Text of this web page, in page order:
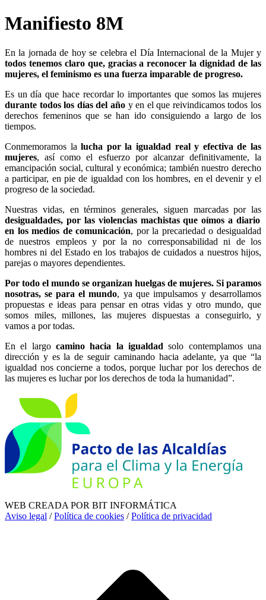
Manifiesto 8M
En la jornada de hoy se celebra el Día Internacional de la Mujer y
todos tenemos claro que, gracias a reconocer la dignidad de las
mujeres, el feminismo es una fuerza imparable de progreso.
Es un día que hace recordar lo importantes que somos las mujeres
durante todos los días del añoy en el que reivindicamos todos los
derechos femeninos que se han ido consiguiendo a largo de los
tiempos.
Conmemoramos lalucha por la igualdad real y efectiva de las
mujeres, así como el esfuerzo por alcanzar definitivamente, la
emancipación social, cultural y económica; también nuestro derecho
a participar, en pie de igualdad con los hombres, en el devenir y el
progreso de la sociedad.
Nuestras vidas, en términos generales, siguen marcadas por las
desigualdades, por las violencias machistas que oímos a diario
en los medios de comunicación, por la precariedad o desigualdad
de nuestros empleos y por la no corresponsabilidad ni de los
hombres ni del Estado en los trabajos de cuidados a nuestros hijos,
parejas o mayores dependientes.
Por todo el mundo se organizan huelgas de mujeres. Si paramos
nosotras, se para el mundo, ya que impulsamos y desarrollamos
propuestas e ideas para pensar en otras vidas y otro mundo, que
somos miles, millones, las mujeres dispuestas a conseguirlo, y
vamos a por todas.
En el largo camino hacia la igualdad solo contemplamos una
dirección y es la de seguir caminando hacia adelante, ya que “la
igualdad nos concierne a todos, porque luchar por los derechos de
las mujeres es luchar por los derechos de toda la humanidad”.
WEB CREADA POR BIT INFORMÁTICA
Aviso legal /Política de cookies /Política de privacidad